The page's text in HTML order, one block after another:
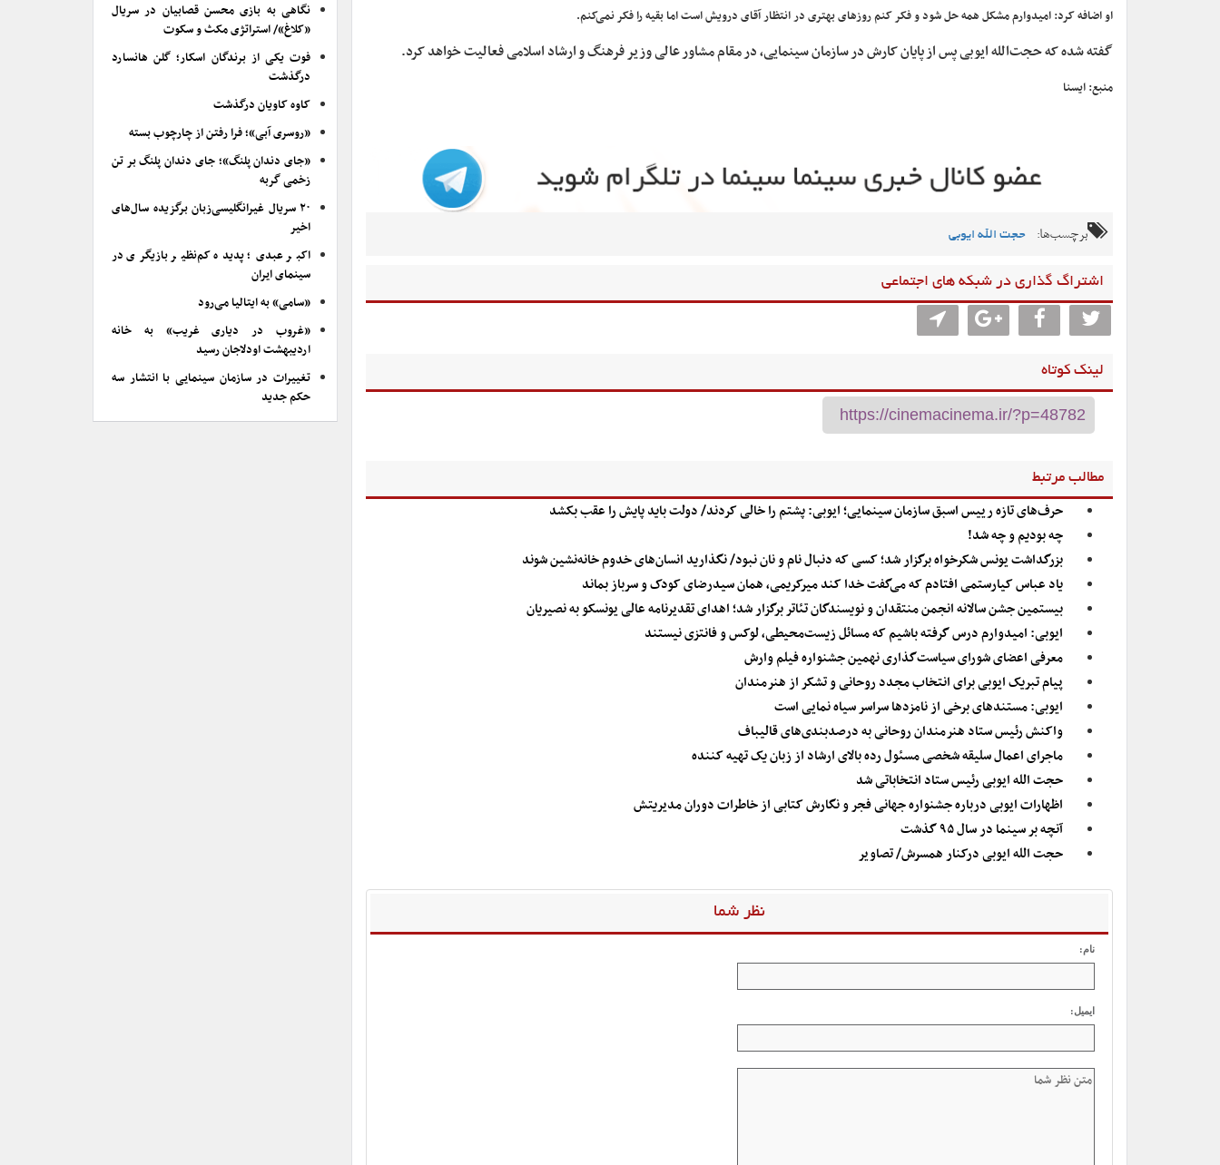
او اضافه کرد: امیدوارم مشکل همه حل شود و فکر کنم روزهای بهتری در انتظار آقای درویش است اما بقیه را فکر نمی‌کنم.
گفته شده که حجت‌الله ایوبی پس از پایان کارش در سازمان سینمایی، در مقام مشاور عالی وزیر فرهنگ و ارشاد اسلامی فعالیت خواهد کرد.
منبع: ایسنا
برچسب‌ها: حجت الله ایوبی
اشتراگ گذاری در شبکه های اجتماعی
لینک کوتاه
مطالب مرتبط
حرف‌های تازه رییس اسبق سازمان سینمایی؛ ایوبی: پشتم را خالی کردند/ دولت باید پایش را عقب بکشد
چه بودیم و چه شد!
بزرگداشت یونس شکرخواه برگزار شد؛ کسی که دنبال نام و نان نبود/ نگذارید انسان‌های خدوم خانه‌نشین شوند
یاد عباس کیارستمی افتادم که می‌گفت خدا کند میرکریمی، همان سیدرضای کودک و سرباز بماند
بیستمین جشن سالانه انجمن منتقدان و نویسندگان تئاتر برگزار شد؛ اهدای تقدیرنامه عالی یونسکو به نصیریان
ایوبی: امیدوارم درس گرفته باشیم که مسائل زیست‌محیطی، لوکس و فانتزی نیستند
معرفی اعضای شورای سیاست‌گذاری نهمین جشنواره فیلم وارش
پیام تبریک ایوبی برای انتخاب مجدد روحانی و تشکر از هنرمندان
ایوبی: مستندهای برخی از نامزدها سراسر سیاه نمایی است
واکنش رئیس ستاد هنرمندان روحانی به درصدبندی‌های قالیباف
ماجرای اعمال سلیقه شخصی مسئول رده بالای ارشاد از زبان یک تهیه کننده
حجت الله ایوبی رئیس ستاد انتخاباتی شد
اظهارات ایوبی درباره جشنواره جهانی فجر و نگارش کتابی از خاطرات دوران مدیریتش
آنچه بر سینما در سال ۹۵ گذشت
حجت الله ایوبی درکنار همسرش/ تصاویر
نظر شما
نام:
ایمیل:
نگاهی به بازی محسن قصابیان در سریال
«کلاغ»/ استراتژی مکث و سکوت
فوت یکی از برندگان اسکار؛ گلن هانسارد
درگذشت
کاوه کاویان درگذشت
«روسری آبی»؛ فرا رفتن از چارچوب بسته
«جای دندان پلنگ»؛ جای دندان پلنگ بر تن
زخمی گربه
۲۰ سریال غیرانگلیسی‌زبان برگزیده سال‌های
اخیر
اکبر عبدی؛ پدیده کم‌نظیر بازیگری در
سینمای ایران
«سامی» به ایتالیا می‌رود
«غروب در دیاری غریب» به خانه
اردیبهشت اودلاجان رسید
تغییرات در سازمان سینمایی با انتشار سه
حکم جدید